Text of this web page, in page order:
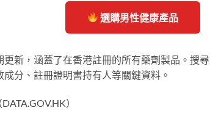
選購男性健康產品
新，涵蓋了在香港註冊的所有藥劑製品。搜
分、註冊證明書持有人等關鍵資料。
）